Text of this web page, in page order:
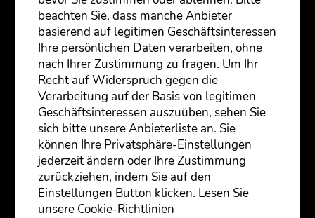
rung hat die­se Geschich­te durch­aus
Bezü­ge zu ihrer eige­nen Rea­li­tät. Wohl­
ver­sorgt durch spe­zi­el­le Kin­der­gär­ten,
beson­de­re Schu­len, eigens für sie zuge­
schnit­te­ne Arbeits­plät­ze, durch eige­ne
Wohn­hei­me leben sie ein kom­for­ta­bles
Leben und blei­ben trotz­dem auf gewis­
se Wei­se welt­fremd, weil sie vor einer
Rea­li­tät, die sie über­for­dern wür­de oder
ihnen scha­den könn­te, beschützt
werden.
beachten Sie, dass manche Anbieter
basierend auf legitimen Geschäftsinteressen
Ihre persönlichen Daten verarbeiten, ohne
nach Ihrer Zustimmung zu fragen. Um Ihr
Recht auf Widerspruch gegen die
Verarbeitung auf der Basis von legitimen
Geschäftsinteressen auszuüben, sehen Sie
sich bitte unsere Anbieterliste an. Sie
können Ihre Privatsphäre-Einstellungen
jederzeit ändern oder Ihre Zustimmung
zurückziehen, indem Sie auf den
Einstellungen Button klicken. Lesen Sie
unsere Cookie-Richtlinien